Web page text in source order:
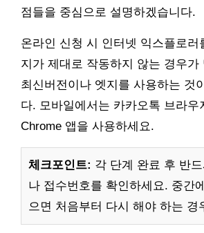
점들을 중심으로 설명하겠습니다.
온라인 신청 시 인터넷 익스플로러
지가 제대로 작동하지 않는 경우가
최신버전이나 엣지를 사용하는 것
다. 모바일에서는 카카오톡 브라우
Chrome 앱을 사용하세요.
체크포인트: 각 단계 완료 후 반
나 접수번호를 확인하세요. 중간
으면 처음부터 다시 해야 하는 경